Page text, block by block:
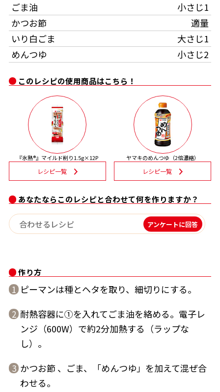
サッと鍋® 楽チン鍋®
楽チン屋® ストレートつゆ
新鮮一番 『氷熟®』
かつお節レシピ
めんつゆレシピ
レシピ特設サイト
割烹白だしレシピ特集
だし巻き卵特集
かつおだしが決め手！簡単茶碗蒸し
だしコミュ
このレシピの使用商品はこちら！
『氷熟®』マイルド削り1.5g×12P
レシピ一覧
ヤマキのめんつゆ（2倍濃縮）
レシピ一覧
あなたならこのレシピと合わせて何を作りますか？
アンケートに回答
作り方
1 ピーマンは種とヘタを取り、細切りにする。
2 耐熱容器に①を入れてごま油を絡める。電子レ
ンジ（600W）で約2分加熱する（ラップな
し）。
3 かつお節 、ごま、「めんつゆ」を加えて混ぜ合
わせる。
ごま油
小さじ1
かつお節
適量
いり白ごま
大さじ1
めんつゆ
小さじ2